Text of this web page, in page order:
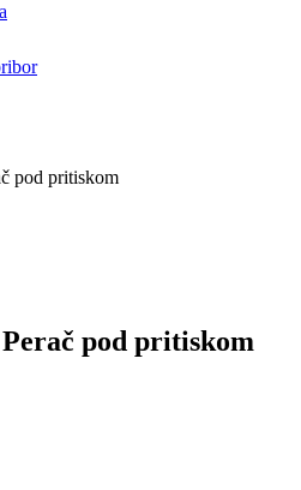
pod pritiskom
pod pritiskom